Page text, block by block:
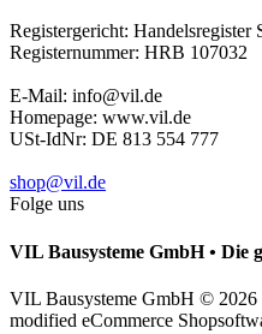
Registergericht: Handelsregister
Registernummer: HRB 107032
E-Mail: info@vil.de
Homepage: www.vil.de
USt-IdNr: DE 813 554 777
shop@vil.de
Folge uns
VIL Bausysteme GmbH• Die
VIL Bausysteme GmbH © 2026
modified eCommerce